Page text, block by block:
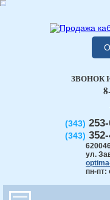
(343)
(343)
ул.
пн-пт:
ЗВОНОК